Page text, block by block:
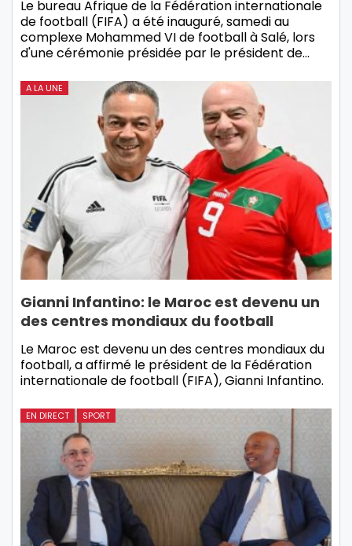
Le bureau Afrique de la Fédération internationale
de football (FIFA) a été inauguré, samedi au
complexe Mohammed VI de football à Salé, lors
d'une cérémonie présidée par le président de…
A LA UNE
Gianni Infantino: le Maroc est devenu un
des centres mondiaux du football
Le Maroc est devenu un des centres mondiaux du
football, a affirmé le président de la Fédération
internationale de football (FIFA), Gianni Infantino.
EN DIRECT SPORT